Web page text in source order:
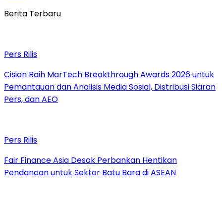
Berita Terbaru
Pers Rilis
Cision Raih MarTech Breakthrough Awards 2026 untuk
Pemantauan dan Analisis Media Sosial, Distribusi Siaran
Pers, dan AEO
Pers Rilis
Fair Finance Asia Desak Perbankan Hentikan
Pendanaan untuk Sektor Batu Bara di ASEAN